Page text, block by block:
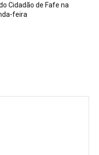
Cidadão de Fafe na
feira